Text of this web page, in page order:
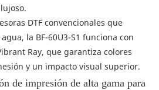
DTF convencionales que
la BF-60U3-S1 funciona con
Ray, que garantiza colores
y un impacto visual superior.